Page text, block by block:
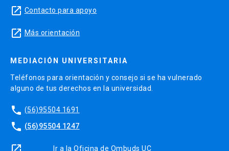
competente en contextos de trabajo y en
compromiso para el mejoramiento del
desempeño.
Analizar la relación existente entre el
launch Contacto para apoyo
launch Más orientación
MEDIACIÓN UNIVERSITARIA
Teléfonos para orientación y consejo si se ha vulnerado
alguno de tus derechos en la universidad.
phone (56)95504 1691
phone (56)95504 1247
Ir a la Oficina de Ombuds UC